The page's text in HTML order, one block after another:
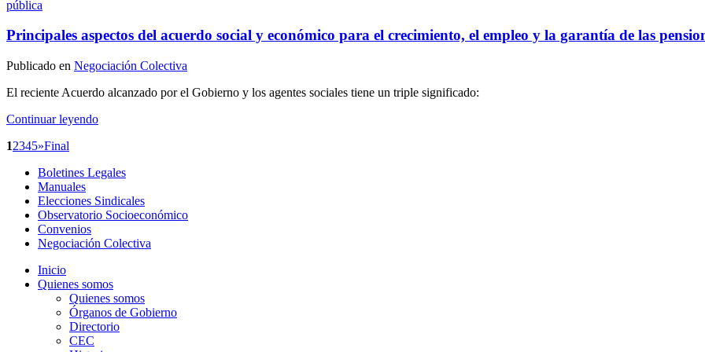
pública
Principales aspectos del acuerdo social y económico para el crecimiento, el empleo y la garantía de las
Publicado en Negociación Colectiva
El reciente Acuerdo alcanzado por el Gobierno y los agentes sociales tiene un triple significado:
Continuar leyendo
12345»Final
Boletines Legales
Manuales
Elecciones Sindicales
Observatorio Socioeconómico
Convenios
Negociación Colectiva
Inicio
Quienes somos
Quienes somos
Órganos de Gobierno
Directorio
CEC